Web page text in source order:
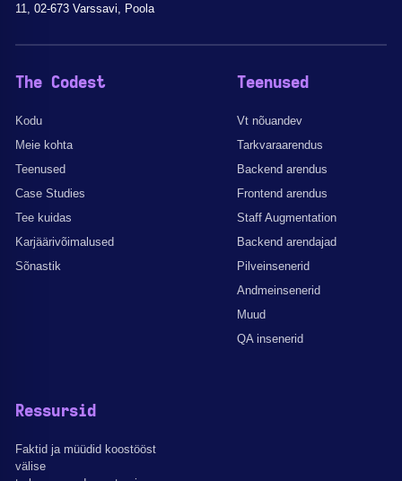
11, 02-673 Varssavi, Poola
The Codest
Kodu
Meie kohta
Teenused
Case Studies
Tee kuidas
Karjäärivõimalused
Sõnastik
Teenused
Vt nõuandev
Tarkvaraarendus
Backend arendus
Frontend arendus
Staff Augmentation
Backend arendajad
Pilveinsenerid
Andmeinsenerid
Muud
QA insenerid
Ressursid
Faktid ja müüdid koostööst
välise